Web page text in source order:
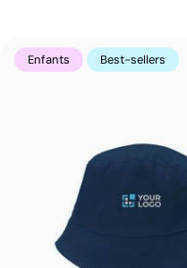
Enfants Best-sellers